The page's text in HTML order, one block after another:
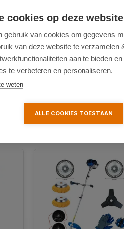
Op voorraad
Op werkdagen voor
uur besteld = vandaag
verstuurd
149,99
Vergelijk
cookies op deze website
gebruik van cookies om gegevens
van deze website te verzamelen
aan te bieden
te verbeteren en personaliseren.
weten
ALLE COOKIES TOESTAAN